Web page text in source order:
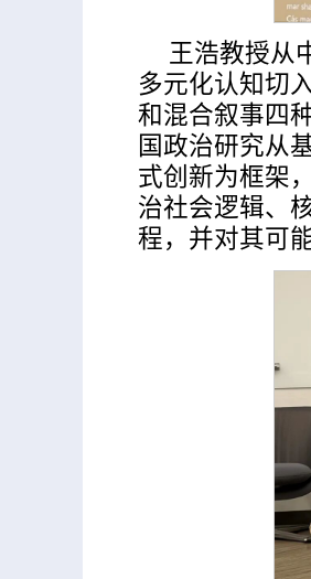
王浩教授从
多元化认知切
和混合叙事四
国政治研究从
式创新为框架
治社会逻辑、
程，并对其可